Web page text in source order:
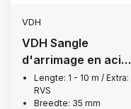
VDH
VDH Sangle
d'arrimage en acier
inoxydable sans fin,
2 500 kg
Lengte: 1 - 10 m / Extra:
RVS
Breedte: 35 mm